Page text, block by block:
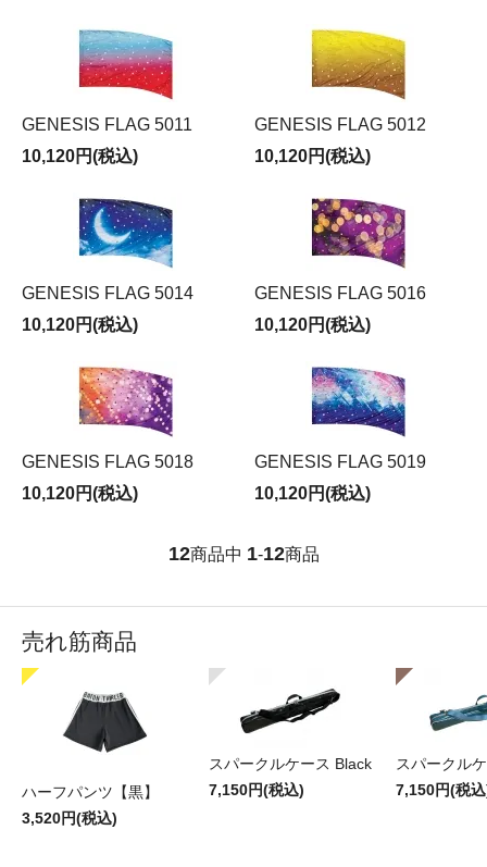
GENESIS FLAG 5011
10,120円(税込)
GENESIS FLAG 5012
10,120円(税込)
GENESIS FLAG 5014
10,120円(税込)
GENESIS FLAG 5016
10,120円(税込)
GENESIS FLAG 5018
10,120円(税込)
GENESIS FLAG 5019
10,120円(税込)
12商品中 1-12商品
売れ筋商品
ハーフパンツ【黒】
3,520円(税込)
スパークルケース Black
7,150円(税込)
スパークル
7,150円(税